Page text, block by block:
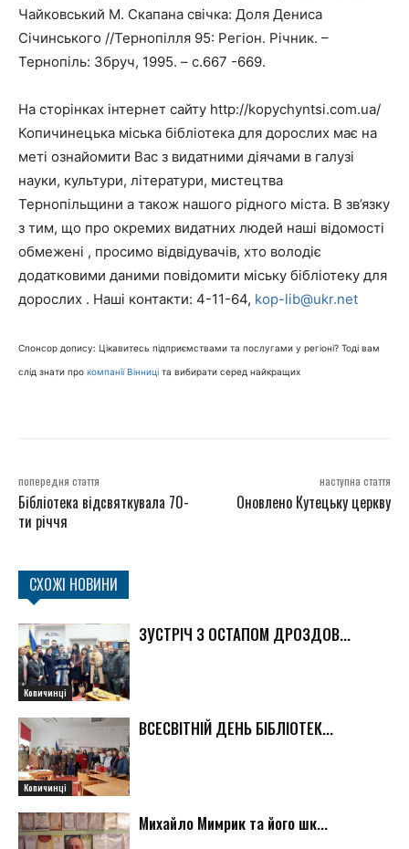
Чайковський М. Скапана свічка: Доля Дениса
Січинського //Тернопілля 95: Регіон. Річник. –
Тернопіль: Збруч, 1995. – с.667 -669.
На сторінках інтернет сайту http://kopychyntsi.com.ua/
Копичинецька міська бібліотека для дорослих має на
меті ознайомити Вас з видатними діячами в галузі
науки, культури, літератури, мистецтва
Тернопільщини а також нашого рідного міста. В зв’язку
з тим, що про окремих видатних людей наші відомості
обмежені , просимо відвідувачів, хто володіє
додатковими даними повідомити міську бібліотеку для
дорослих . Наші контакти: 4-11-64, kop-lib@ukr.net
Спонсор допису: Цікавитесь підприємствами та послугами у регіоні? Тоді вам
слід знати про компанії Вінниці та вибирати серед найкращих
попередня стаття
Бібліотека відсвяткувала 70-
ти річчя
наступна стаття
Оновлено Кутецьку церкву
СХОЖІ НОВИНИ
Копичинці
ЗУСТРІЧ З ОСТАПОМ ДРОЗДОВ...
Копичинці
ВСЕСВІТНІЙ ДЕНЬ БІБЛІОТЕК...
Михайло Мимрик та його шк...